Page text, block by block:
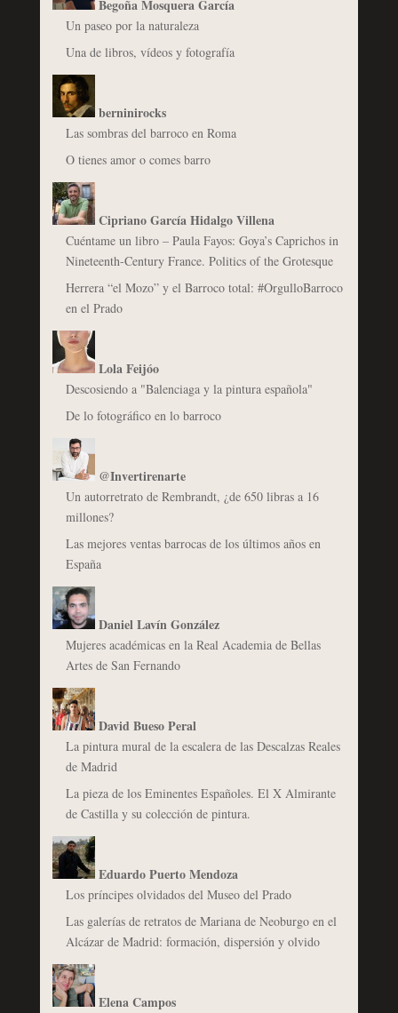
Begoña Mosquera García
Un paseo por la naturaleza
Una de libros, vídeos y fotografía
berninirocks
Las sombras del barroco en Roma
O tienes amor o comes barro
Cipriano García Hidalgo Villena
Cuéntame un libro – Paula Fayos: Goya’s Caprichos in
Nineteenth-Century France. Politics of the Grotesque
Herrera “el Mozo” y el Barroco total: #OrgulloBarroco
en el Prado
Lola Feijóo
Descosiendo a "Balenciaga y la pintura española"
De lo fotográfico en lo barroco
@Invertirenarte
Un autorretrato de Rembrandt, ¿de 650 libras a 16
millones?
Las mejores ventas barrocas de los últimos años en
España
Daniel Lavín González
Mujeres académicas en la Real Academia de Bellas
Artes de San Fernando
David Bueso Peral
La pintura mural de la escalera de las Descalzas Reales
de Madrid
La pieza de los Eminentes Españoles. El X Almirante
de Castilla y su colección de pintura.
Eduardo Puerto Mendoza
Los príncipes olvidados del Museo del Prado
Las galerías de retratos de Mariana de Neoburgo en el
Alcázar de Madrid: formación, dispersión y olvido
Elena Campos